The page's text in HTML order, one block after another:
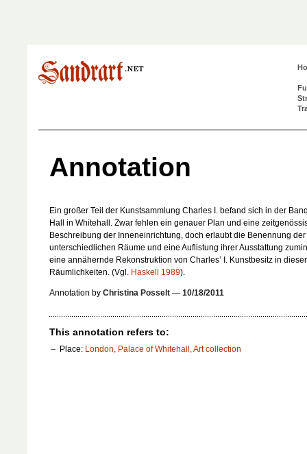
Annotation
Ein großer Teil der Kunstsammlung Charles I. befand sich in der
Hall in Whitehall. Zwar fehlen ein genauer Plan und eine
Beschreibung der Inneneinrichtung, doch erlaubt die Benennung der
unterschiedlichen Räume und eine Auflistung ihrer Ausstattung
eine annähernde Rekonstruktion von Charles’ I. Kunstbesitz in
Räumlichkeiten. (Vgl. Haskell 1989).
Annotation by Christina Posselt — 10/18/2011
This annotation refers to:
Place: London, Palace of Whitehall, Art collection